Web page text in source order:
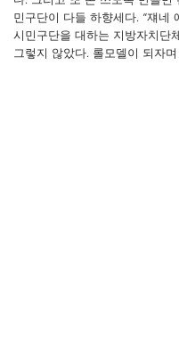
민구단이 다들 하향세다. “쟤네
시민구단을 대하는 지방자치단
그렇지 않았다. 롤모델이 되자